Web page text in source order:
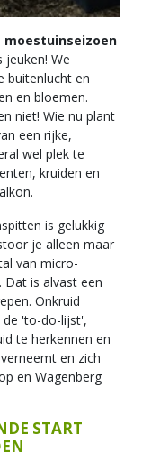
moestuinseizoen
jeuken! We
buitenlucht en
en bloemen.
niet! Wie nu plant
een rijke,
wel plek te
kruiden en
is gelukkig
je alleen maar
van micro-
is alvast een
Onkruid
de 'to-do-lijst',
te herkennen en
en zich
en Wagenberg
START